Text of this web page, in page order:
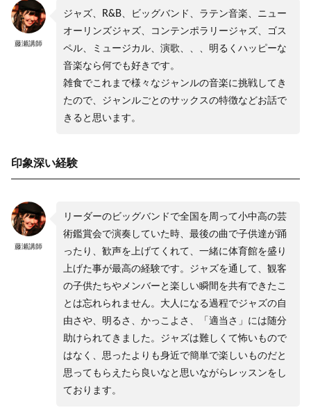
藤瀬講師
ジャズ、R&B、ビッグバンド、ラテン音楽、ニュー
オーリンズジャズ、コンテンポラリージャズ、ゴス
ペル、ミュージカル、演歌、、、明るくハッピーな
音楽なら何でも好きです。
雑食でこれまで様々なジャンルの音楽に挑戦してき
たので、ジャンルごとのサックスの特徴などお話で
きると思います。
印象深い経験
藤瀬講師
リーダーのビッグバンドで全国を周って小中高の芸
術鑑賞会で演奏していた時、最後の曲で子供達が踊
ったり、歓声を上げてくれて、一緒に体育館を盛り
上げた事が最高の経験です。ジャズを通して、観客
の子供たちやメンバーと楽しい瞬間を共有できたこ
とは忘れられません。大人になる過程でジャズの自
由さや、明るさ、かっこよさ、「適当さ」には随分
助けられてきました。ジャズは難しくて怖いもので
はなく、思ったよりも身近で簡単で楽しいものだと
思ってもらえたら良いなと思いながらレッスンをし
ております。